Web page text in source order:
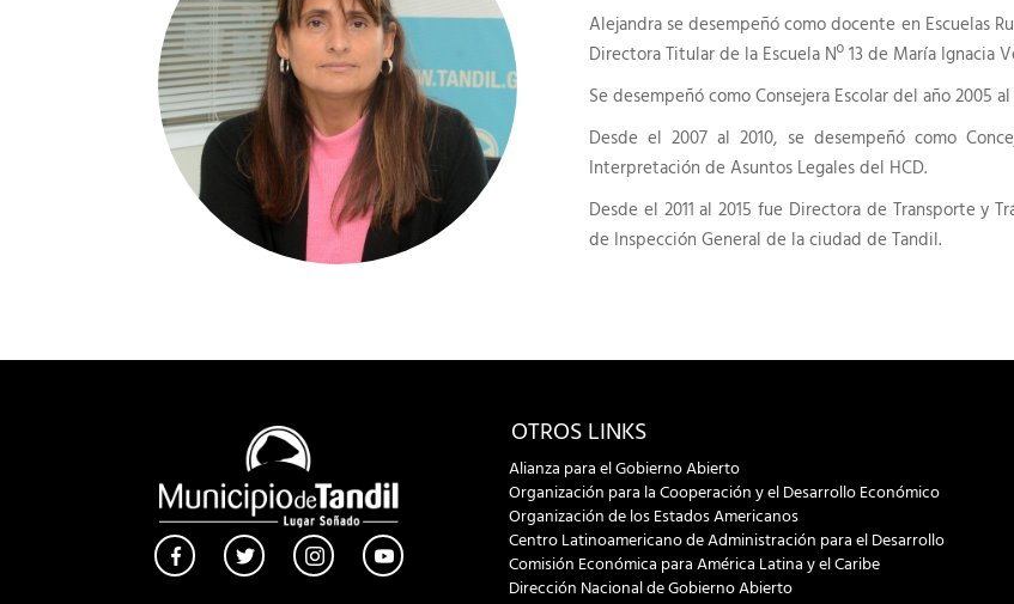
Alejandra se desempeñó como docente en Escuelas
Directora Titular de la Escuela Nº 13 de María Ignacia
Se desempeñó como Consejera Escolar del año 2005 al
Desde el 2007 al 2010, se desempeñó como
Interpretación de Asuntos Legales del HCD.
Desde el 2011 al 2015 fue Directora de Transporte y
de Inspección General de la ciudad de Tandil.
OTROS LINKS
Alianza para el Gobierno Abierto
Organización para la Cooperación y el Desarrollo Económico
Organización de los Estados Americanos
Centro Latinoamericano de Administración para el Desarrollo
Comisión Económica para América Latina y el Caribe
Dirección Nacional de Gobierno Abierto